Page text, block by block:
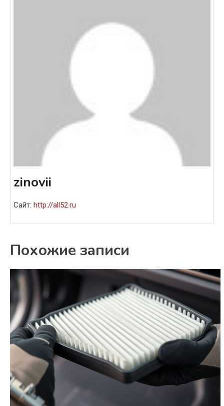
zinovii
Сайт: http://all52.ru
Похожие записи